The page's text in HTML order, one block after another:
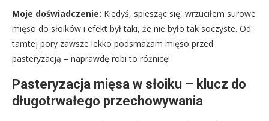
Moje doświadczenie: Kiedyś, spiesząc się, wrzuciłem surowe
mięso do słoików i efekt był taki, że nie było tak soczyste. Od
tamtej pory zawsze lekko podsmażam mięso przed
pasteryzacją – naprawdę robi to różnicę!
Pasteryzacja mięsa w słoiku – klucz do
długotrwałego przechowywania